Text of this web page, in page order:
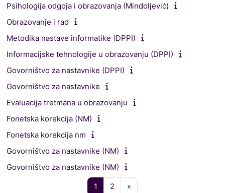
Psihologija odgoja i obrazovanja (Mindoljević)
Obrazovanje i rad
Metodika nastave informatike (DPPI)
Informacijske tehnologije u obrazovanju (DPPI)
Govorništvo za nastavnike (DPPI)
Govorništvo za nastavnike
Evaluacija tretmana u obrazovanju
Fonetska korekcija (NM)
Fonetska korekcija nm
Govorništvo za nastavnike (NM)
Govorništvo za nastavnike (NM)
1 ページ 1
2 ページ 2
»